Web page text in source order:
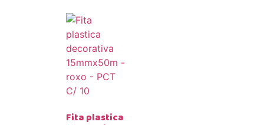
Fita plastica